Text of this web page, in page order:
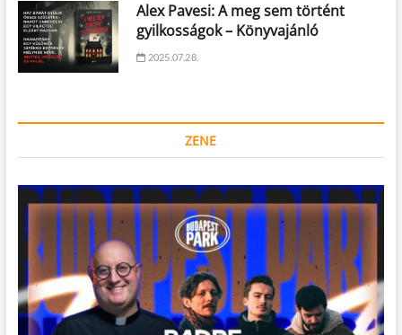
Alex Pavesi: A meg sem történt
gyilkosságok – Könyvajánló
2025.07.28.
ZENE